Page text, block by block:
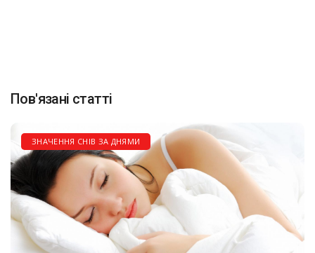
Пов'язані статті
ЗНАЧЕННЯ СНІВ ЗА ДНЯМИ